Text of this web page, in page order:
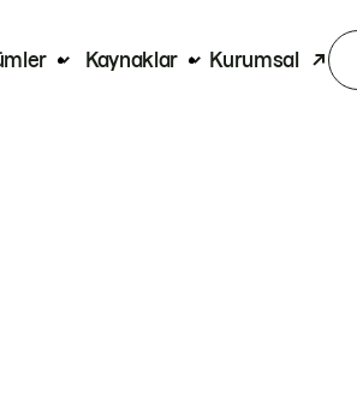
Kaynaklar Kurumsal